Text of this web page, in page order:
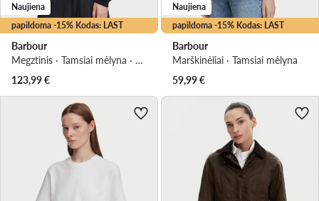
papildoma -15% Kodas: LAST
Naujiena
Barbour
Megztinis · Tamsiai mėlyna · Regular Fit
123,99€
papildoma -15% Kodas: LAST
Naujiena
Barbour
Marškinėliai · Tamsiai mėlyna
59,99€